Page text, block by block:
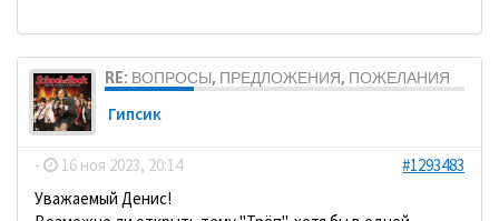
RE: ВОПРОСЫ, ПРЕДЛОЖЕНИЯ, ПОЖЕЛАНИЯ
Гипсик
- 16 ноя 2023, 20:14
#1293483
Уважаемый Денис!